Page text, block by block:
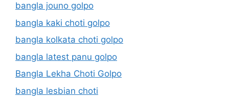
bangla jouno golpo
bangla kaki choti golpo
bangla kolkata choti golpo
bangla latest panu golpo
Bangla Lekha Choti Golpo
bangla lesbian choti